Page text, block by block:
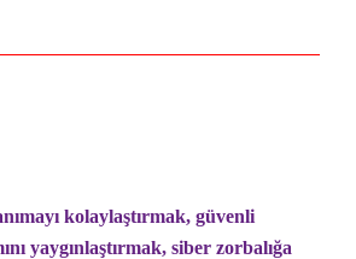
kolaylaştırmak, güvenli
yaygınlaştırmak, siber zorbalığa